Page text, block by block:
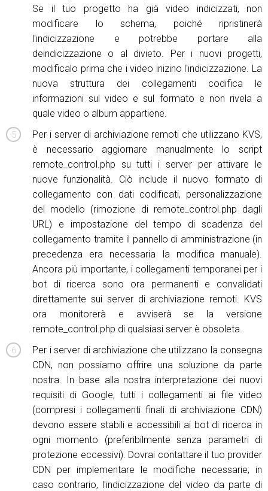
Se il tuo progetto ha già video indicizzati, non
modificare lo schema, poiché ripristinerà
l'indicizzazione e potrebbe portare alla
deindicizzazione o al divieto. Per i nuovi progetti,
modificalo prima che i video inizino l'indicizzazione. La
nuova struttura dei collegamenti codifica le
informazioni sul video e sul formato e non rivela a
quale video o album appartiene.
Per i server di archiviazione remoti che utilizzano KVS,
è necessario aggiornare manualmente lo script
remote_control.php su tutti i server per attivare le
nuove funzionalità. Ciò include il nuovo formato di
collegamento con dati codificati, personalizzazione
del modello (rimozione di remote_control.php dagli
URL) e impostazione del tempo di scadenza del
collegamento tramite il pannello di amministrazione (in
precedenza era necessaria la modifica manuale).
Ancora più importante, i collegamenti temporanei per i
bot di ricerca sono ora permanenti e convalidati
direttamente sui server di archiviazione remoti. KVS
ora monitorerà e avviserà se la versione
remote_control.php di qualsiasi server è obsoleta.
Per i server di archiviazione che utilizzano la consegna
CDN, non possiamo offrire una soluzione da parte
nostra. In base alla nostra interpretazione dei nuovi
requisiti di Google, tutti i collegamenti ai file video
(compresi i collegamenti finali di archiviazione CDN)
devono essere stabili e accessibili ai bot di ricerca in
ogni momento (preferibilmente senza parametri di
protezione eccessivi). Dovrai contattare il tuo provider
CDN per implementare le modifiche necessarie; in
caso contrario, l'indicizzazione del video da parte di